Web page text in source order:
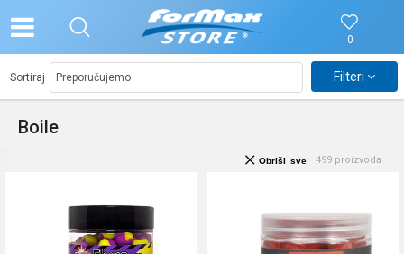
0
Boile
Sortiraj Filteri
499 proizvoda
Obriši sve